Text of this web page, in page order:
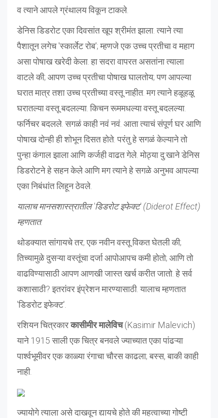
व त्याने आपले ग्रंथालय विकून टाकले.
डेनिस डिडरोट एका दिवसांत खूप श्रीमंत झाला. त्याने त्या
पैशातून लगेच 'स्कार्लेट रोब'; म्हणजे एक उच्च प्रतीचा व महाग
असा पोषाख खरेदी केला. हा सदरा वापरत असतांना त्याला
वाटले की; आपण उच्च प्रतीचा पोषाख घालतोय; पण आपल्या
घरात मात्र तशा उच्च प्रतीच्या वस्तू नाहीत. मग त्याने हळूहळू
घरातल्या वस्तू बदलल्या. किचन रूममधल्या वस्तू बदलल्या.
फर्निचर बदलले. सगळं काही नवं नवं. आता त्याचं संपूर्ण घर आणि
पोषाख दोन्ही ही शोभून दिसत होते. परंतु हे सगळं केल्याने तो
पुन्हा कंगाल झाला आणि कर्जही वाढत गेले. मोठ्या दु:खाने डेनिस
डिडरोटने हे सहन केले आणि मग त्याने हे सगळे अनुभव आपल्या
एका निबंधांत लिहून ठेवले.
यालाच मानसशास्त्रातील 'डिडरोट इफेक्ट' (Diderot Effect)
म्हणतात.
थोडक्यात सांगायचे तर; एक नवीन वस्तू विकत घेतली की;
तिच्यामुळे दुसऱ्या वस्तूंचा दर्जा आपोआपच कमी होतो; आणि तो
वाढविण्यासाठी आपण आणखी जास्त खर्च करीत जातो. हे सर्व
कशासाठी? इतरांवर इंप्रेशन मारण्यासाठी. यालाच म्हणतात
'डिडरोट इफेक्ट'.
रशियन चित्रकारकासीमीर मालेविच(Kasimir Malevich)
याने 1915 साली एक चित्र बनवले ज्याच्यात एका पांढऱ्या
पार्श्वभूमीवर एक काळ्या रंगाचा चौरस काढला; बस्स, बाकी काही
नाही.
ज्यायोगे त्याला असे दाखवून द्यायचे होते की महत्वाच्या गोष्टी